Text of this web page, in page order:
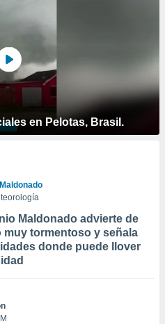
en Pelotas, Brasil.
Maldonado advierte de
muy tormentoso y señala
donde puede llover